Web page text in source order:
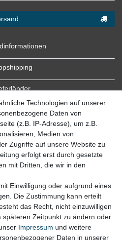
Technologien auf unserer
Daten von
(z.B. IP-Adresse), um z.B.
Medien von
Zugriffe auf unsere Website zu
erfolgt erst durch gesetzte
mit Dritten, die wir in den
Einwilligung oder aufgrund eines
Die Zustimmung kann erteilt
das Recht, nicht einzuwilligen
späteren Zeitpunkt zu ändern oder
Impressum und weitere
Daten in unserer